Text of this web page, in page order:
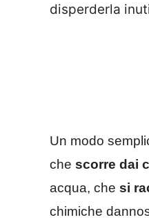
disperderla
Un modo
che scorre dai
acqua, che si
chimiche